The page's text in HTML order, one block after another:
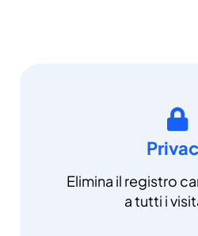
Elimina il registro
a tutti i